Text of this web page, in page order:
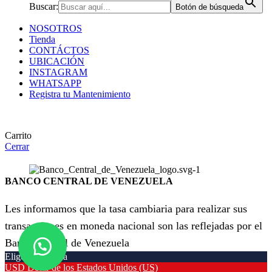
Buscar: Botón de búsqueda
NOSOTROS
Tienda
CONTÁCTOS
UBICACIÓN
INSTAGRAM
WHATSAPP
Registra tu Mantenimiento
Carrito
Cerrar
BANCO CENTRAL DE VENEZUELA
Les informamos que la tasa cambiaria para realizar sus
transacciones en moneda nacional son las reflejadas por el
Banco Central de Venezuela
Elige tu moneda
USD Dólar de los Estados Unidos (US)